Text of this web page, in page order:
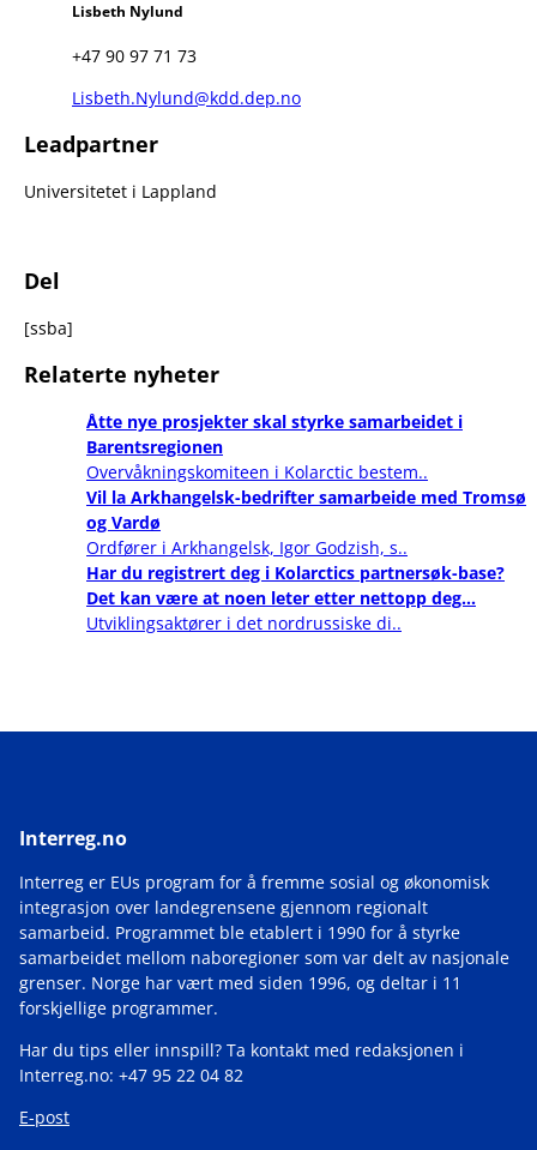
Lisbeth Nylund
+47 90 97 71 73
Lisbeth.Nylund@kdd.dep.no
Leadpartner
Universitetet i Lappland
Del
[ssba]
Relaterte nyheter
Åtte nye prosjekter skal styrke samarbeidet i
Barentsregionen
Overvåkningskomiteen i Kolarctic bestem..
Vil la Arkhangelsk-bedrifter samarbeide med Tromsø
og Vardø
Ordfører i Arkhangelsk, Igor Godzish, s..
Har du registrert deg i Kolarctics partnersøk-base?
Det kan være at noen leter etter nettopp deg...
Utviklingsaktører i det nordrussiske di..
Interreg.no
Interreg er EUs program for å fremme sosial og økonomisk
integrasjon over landegrensene gjennom regionalt
samarbeid. Programmet ble etablert i 1990 for å styrke
samarbeidet mellom naboregioner som var delt av nasjonale
grenser. Norge har vært med siden 1996, og deltar i 11
forskjellige programmer.
Har du tips eller innspill? Ta kontakt med redaksjonen i
Interreg.no: +47 95 22 04 82
E-post